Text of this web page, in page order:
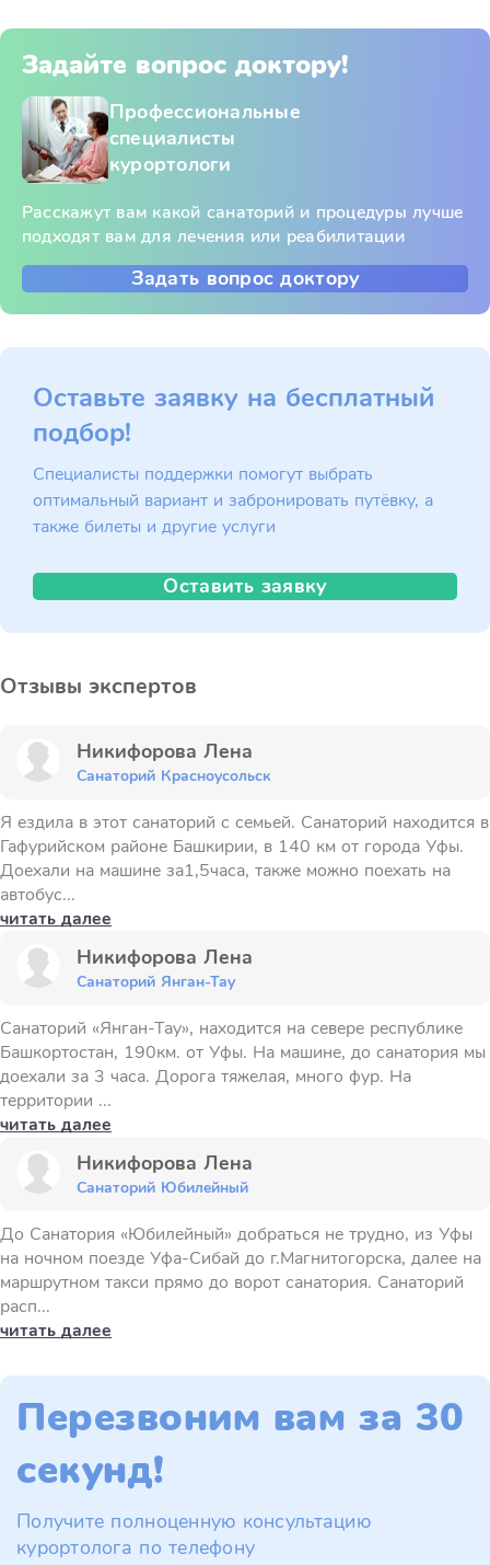
Задайте вопрос доктору!
Профессиональные
специалисты
курортологи
Расскажут вам какой санаторий и процедуры лучше
подходят вам для лечения или реабилитации
Задать вопрос доктору
Оставьте заявку на бесплатный
подбор!
Специалисты поддержки помогут выбрать
оптимальный вариант и забронировать путёвку, а
также билеты и другие услуги
Оставить заявку
Отзывы экспертов
Никифорова Лена
Санаторий Красноусольск
Я ездила в этот санаторий с семьей. Санаторий находится в
Гафурийском районе Башкирии, в 140 км от города Уфы.
Доехали на машине за1,5часа, также можно поехать на
автобус...
читать далее
Никифорова Лена
Санаторий Янган-Тау
Санаторий «Янган-Тау», находится на севере республике
Башкортостан, 190км. от Уфы. На машине, до санатория мы
доехали за 3 часа. Дорога тяжелая, много фур. На
территории ...
читать далее
Никифорова Лена
Санаторий Юбилейный
До Санатория «Юбилейный» добраться не трудно, из Уфы
на ночном поезде Уфа-Сибай до г.Магнитогорска, далее на
маршрутном такси прямо до ворот санатория. Санаторий
расп...
читать далее
Перезвоним вам за 30
секунд!
Получите полноценную консультацию
курортолога по телефону